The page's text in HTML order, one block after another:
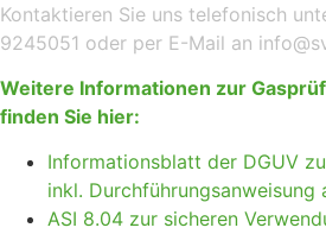
Kontaktieren Sie uns telefonisch
9245051 oder per E-Mail an
Weitere Informationen zur
finden Sie hier:
Informationsblatt der DGUV
inkl. Durchführungsanweisung
ASI 8.04 zur sicheren